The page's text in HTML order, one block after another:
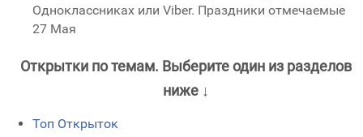
Одноклассниках или Viber. Праздники отмечаемые
27 Мая
Открытки по темам. Выберите один из разделов
ниже ↓
Топ Открыток